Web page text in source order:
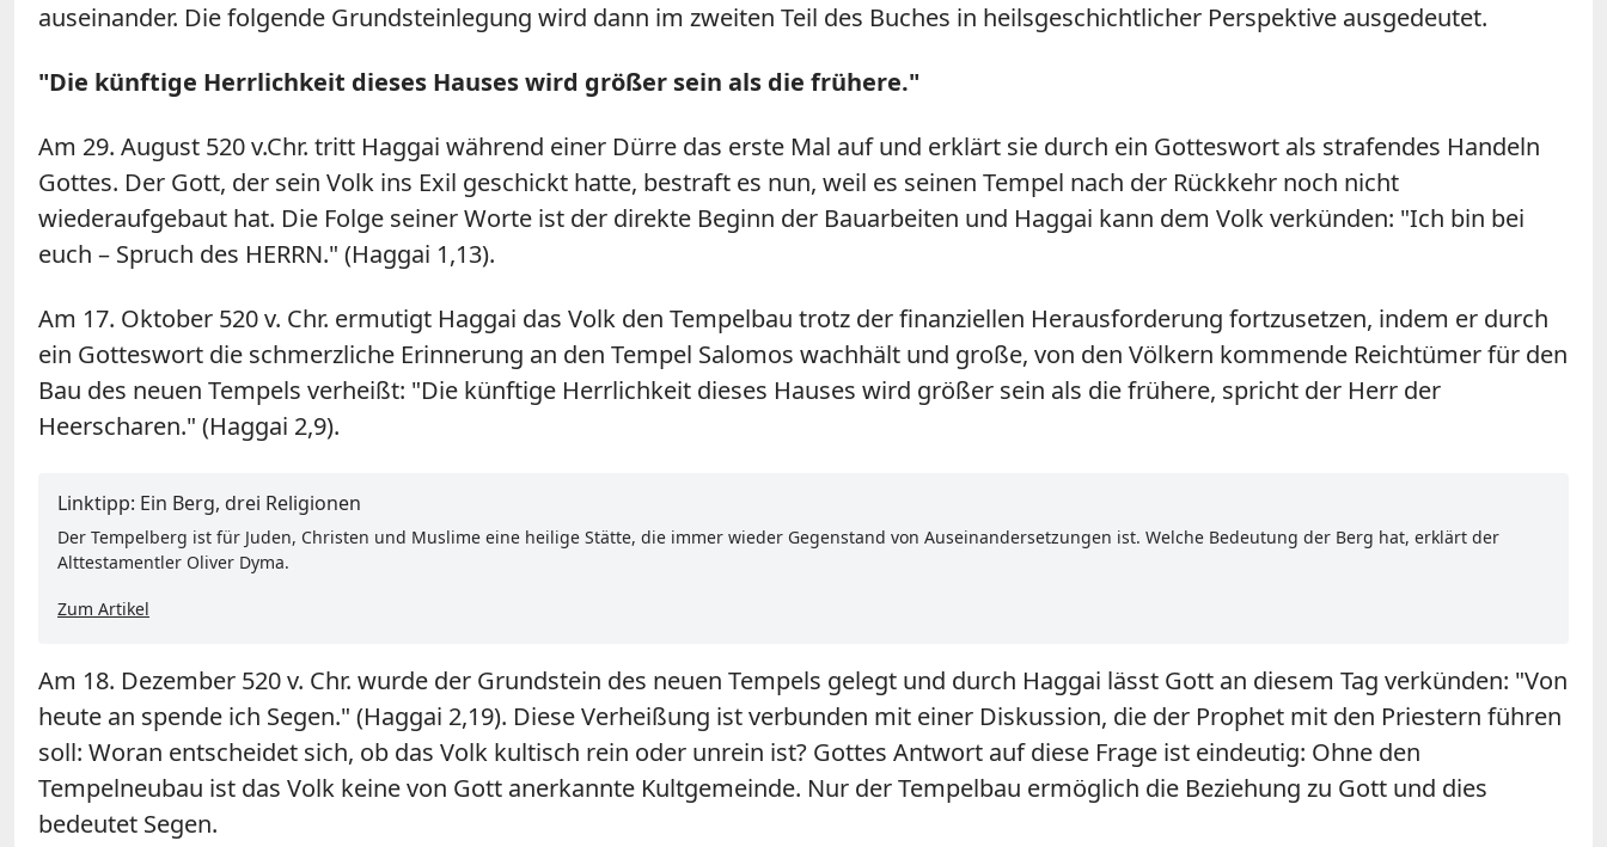
auseinander. Die folgende Grundsteinlegung wird dann im zweiten Teil des Buches in heilsgeschichtlicher Perspektive ausgedeutet.
"Die künftige Herrlichkeit dieses Hauses wird größer sein als die frühere."
Am 29. August 520 v.Chr. tritt Haggai während einer Dürre das erste Mal auf und erklärt sie durch ein Gotteswort als strafendes Handeln
Gottes. Der Gott, der sein Volk ins Exil geschickt hatte, bestraft es nun, weil es seinen Tempel nach der Rückkehr noch nicht
wiederaufgebaut hat. Die Folge seiner Worte ist der direkte Beginn der Bauarbeiten und Haggai kann dem Volk verkünden: "Ich bin bei
euch – Spruch des HERRN." (Haggai 1,13).
Am 17. Oktober 520 v. Chr. ermutigt Haggai das Volk den Tempelbau trotz der finanziellen Herausforderung fortzusetzen, indem er durch
ein Gotteswort die schmerzliche Erinnerung an den Tempel Salomos wachhält und große, von den Völkern kommende Reichtümer für den
Bau des neuen Tempels verheißt: "Die künftige Herrlichkeit dieses Hauses wird größer sein als die frühere, spricht der Herr der
Heerscharen." (Haggai 2,9).
Linktipp: Ein Berg, drei Religionen
Der Tempelberg ist für Juden, Christen und Muslime eine heilige Stätte, die immer wieder Gegenstand von Auseinandersetzungen ist. Welche Bedeutung der Berg hat, erklärt der
Alttestamentler Oliver Dyma.
Zum Artikel
Am 18. Dezember 520 v. Chr. wurde der Grundstein des neuen Tempels gelegt und durch Haggai lässt Gott an diesem Tag verkünden: "Von
heute an spende ich Segen." (Haggai 2,19). Diese Verheißung ist verbunden mit einer Diskussion, die der Prophet mit den Priestern führen
soll: Woran entscheidet sich, ob das Volk kultisch rein oder unrein ist? Gottes Antwort auf diese Frage ist eindeutig: Ohne den
Tempelneubau ist das Volk keine von Gott anerkannte Kultgemeinde. Nur der Tempelbau ermöglich die Beziehung zu Gott und dies
bedeutet Segen.